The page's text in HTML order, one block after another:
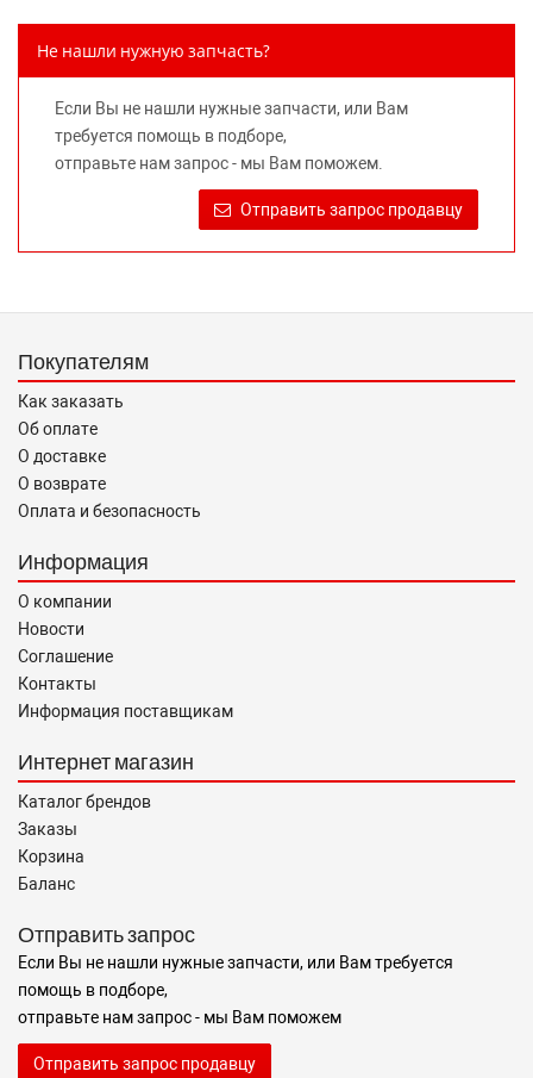
не вводит потребителя в заблуждение относительно
автомобилей и их производителей, не нарушает права
правообладателей указанных товарных знаков.
Требование предоставлять покупателю необходимую и
достоверную информацию о товаре, предлагаемом к
продаже, обеспечивающую возможность их правильного
выбора возложено на продавца (изготовителя) Законом
Не нашли нужную запчасть?
Если Вы не нашли нужные запчасти, или Вам
требуется помощь в подборе,
отправьте нам запрос - мы Вам поможем.
Отправить запрос продавцу
Покупателям
Как заказать
Об оплате
О доставке
О возврате
Оплата и безопасность
Информация
О компании
Новости
Соглашение
Контакты
Информация поставщикам
Интернет магазин
Каталог брендов
Заказы
Корзина
Баланс
Отправить запрос
Если Вы не нашли нужные запчасти, или Вам требуется
помощь в подборе,
отправьте нам запрос - мы Вам поможем
Отправить запрос продавцу